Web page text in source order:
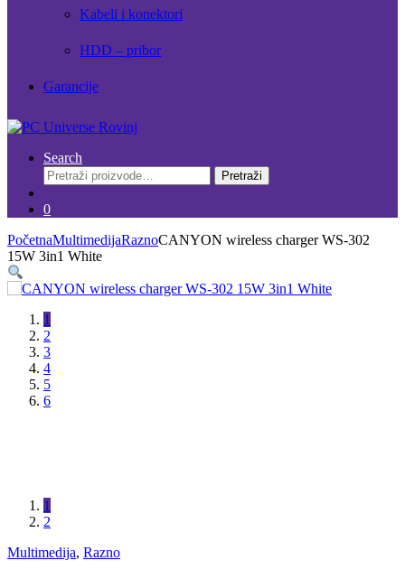
Kabeli i konektori
HDD – pribor
Garancije
Search
Pretraži:
Pretraži
0
PočetnaMultimedijaRaznoCANYON wireless charger WS-302
15W 3in1 White
1
2
3
4
5
6
1
2
Multimedija, Razno